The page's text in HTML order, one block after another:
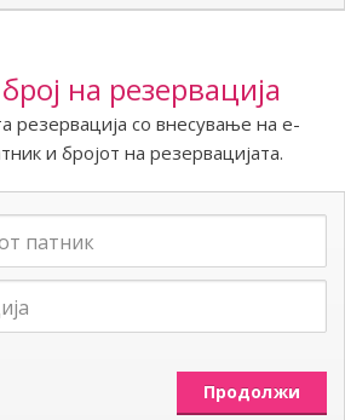
на резервација
резервација со внесување на е-
и бројот на резервацијата.